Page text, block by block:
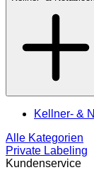
Kellner- &
Alle Kategorien
Private Labeling
Kundenservice